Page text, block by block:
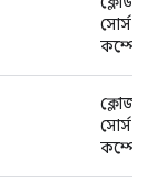
সোর্স
ক্লোজড
সোর্স